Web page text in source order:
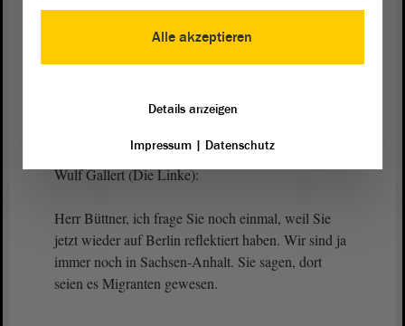
Vizepräsidentin Anne-Marie Keding:
Lassen Sie diese zu? - Herr Gallert, bitte.
Wulf Gallert (Die Linke):
Herr Büttner, ich frage Sie noch einmal, weil Sie
jetzt wieder auf Berlin reflektiert haben. Wir sind ja
immer noch in Sachsen-Anhalt. Sie sagen, dort
seien es Migranten gewesen.
Alle akzeptieren
Details anzeigen
Impressum| Datenschutz